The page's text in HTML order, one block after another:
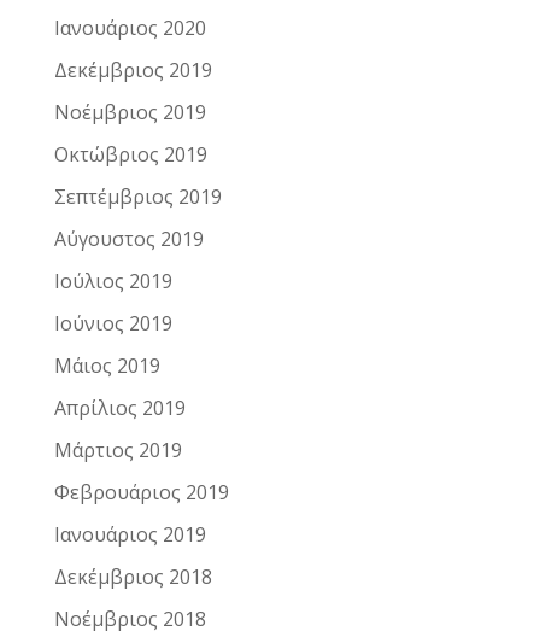
Ιανουάριος 2020
Δεκέμβριος 2019
Νοέμβριος 2019
Οκτώβριος 2019
Σεπτέμβριος 2019
Αύγουστος 2019
Ιούλιος 2019
Ιούνιος 2019
Μάιος 2019
Απρίλιος 2019
Μάρτιος 2019
Φεβρουάριος 2019
Ιανουάριος 2019
Δεκέμβριος 2018
Νοέμβριος 2018